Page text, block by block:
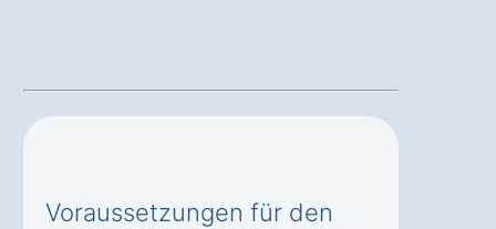
Voraussetzungen für den